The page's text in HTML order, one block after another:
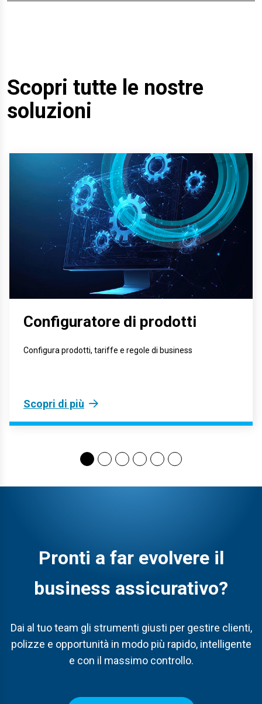
Scopri tutte le nostre
soluzioni
Configuratore di prodotti
Configura prodotti, tariffe e regole di business
Scopri di più
Pronti a far evolvere il
business assicurativo?
Dai a tuo team gli strumenti giusti per gestire clienti,
polizze e opportunità in modo più rapido, intelligente
e con il massimo controllo.